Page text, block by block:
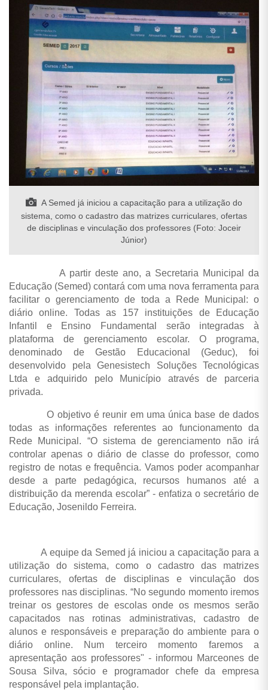
A Semed já iniciou a capacitação para a utilização do
sistema, como o cadastro das matrizes curriculares, ofertas
de disciplinas e vinculação dos professores (Foto: Joceir
Júnior)
A partir deste ano, a Secretaria Municipal da
Educação (Semed) contará com uma nova ferramenta para
facilitar o gerenciamento de toda a Rede Municipal: o
diário online. Todas as 157 instituições de Educação
Infantil e Ensino Fundamental serão integradas à
plataforma de gerenciamento escolar. O programa,
denominado de Gestão Educacional (Geduc), foi
desenvolvido pela Genesistech Soluções Tecnológicas
Ltda e adquirido pelo Município através de parceria
privada.
O objetivo é reunir em uma única base de dados
todas as informações referentes ao funcionamento da
Rede Municipal. “O sistema de gerenciamento não irá
controlar apenas o diário de classe do professor, como
registro de notas e frequência. Vamos poder acompanhar
desde a parte pedagógica, recursos humanos até a
distribuição da merenda escolar” - enfatiza o secretário de
Educação, Josenildo Ferreira.
A equipe da Semed já iniciou a capacitação para a
utilização do sistema, como o cadastro das matrizes
curriculares, ofertas de disciplinas e vinculação dos
professores nas disciplinas. “No segundo momento iremos
treinar os gestores de escolas onde os mesmos serão
capacitados nas rotinas administrativas, cadastro de
alunos e responsáveis e preparação do ambiente para o
diário online. Num terceiro momento faremos a
apresentação aos professores" - informou Marceones de
Sousa Silva, sócio e programador chefe da empresa
responsável pela implantação.